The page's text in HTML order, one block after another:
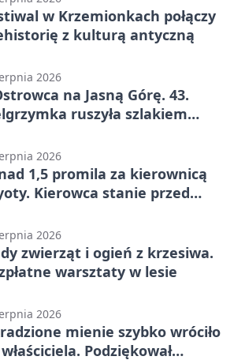
w Krzemionkach połączy
z kulturą antyczną
2026
na Jasną Górę. 43.
ruszyła szlakiem
2026
1,5 promila za kierownicą
Kierowca stanie przed
2026
zwierząt i ogień z krzesiwa.
warsztaty w lesie
2026
mienie szybko wróciło
Podziękował